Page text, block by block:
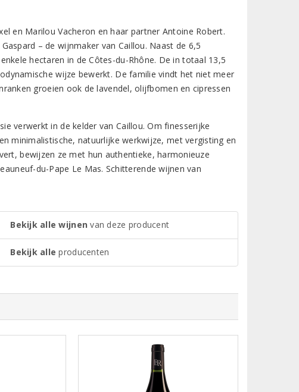
en Marilou Vacheron en haar partner Antoine Robert.
– de wijnmaker van Caillou. Naast de 6,5
hectaren in de Côtes-du-Rhône. De in totaal 13,5
wijze bewerkt. De familie vindt het niet meer
groeien ook de lavendel, olijfbomen en cipressen
verwerkt in de kelder van Caillou. Om finesserijke
minimalistische, natuurlijke werkwijze, met vergisting en
bewijzen ze met hun authentieke, harmonieuze
du-Pape Le Mas. Schitterende wijnen van
Bekijk alle wijnen van deze producent
Bekijk alle producenten